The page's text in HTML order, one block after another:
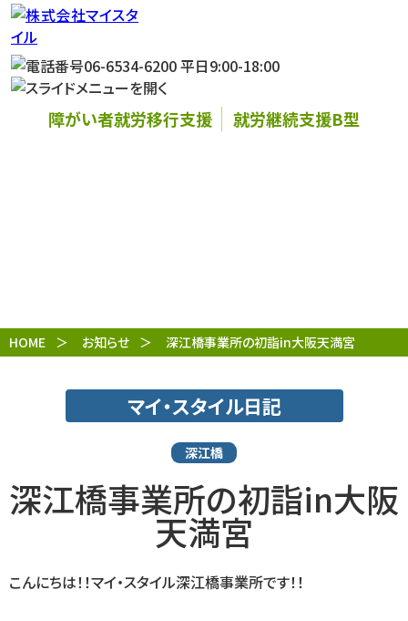
障がい者就労移行支援 就労継続支援B型
HOME お知らせ 深江橋事業所の初詣in大阪天満宮
マイ・スタイル日記
深江橋
深江橋事業所の初詣in大阪
天満宮
こんにちは！！マイ・スタイル深江橋事業所です！！